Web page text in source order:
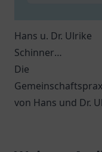
Hans u. Dr. Ulrike
Schinner
Die
von Hans und Dr.